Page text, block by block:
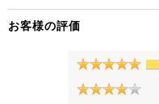
お客様の評価